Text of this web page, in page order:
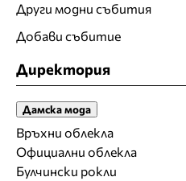
Други модни събития
Добави събитие
Директория
Дамска мода
Връхни облекла
Официални облекла
Булчински рокли